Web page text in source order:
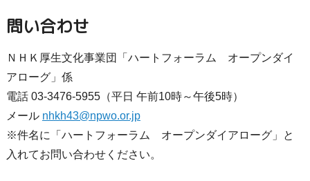
問い合わせ
ＮＨＫ厚生文化事業団「ハートフォーラム オープンダイ
アローグ」係
電話 03-3476-5955（平日 午前10時～午後5時）
メール nhkh43@npwo.or.jp
※件名に「ハートフォーラム オープンダイアローグ」と
入れてお問い合わせください。